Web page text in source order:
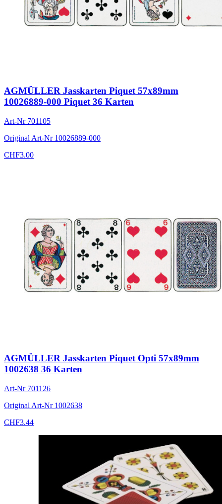
AGMÜLLER Jasskarten Piquet 57x89mm
10026889-000 Piquet 36 Karten
Art-Nr 701105
Original Art-Nr 10026889-000
CHF3.00
AGMÜLLER Jasskarten Piquet Opti 57x89mm
1002638 36 Karten
Art-Nr 701126
Original Art-Nr 1002638
CHF3.44